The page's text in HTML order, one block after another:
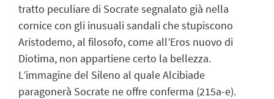
tratto peculiare di Socrate segnalato già nella
cornice con gli inusuali sandali che stupiscono
Aristodemo, al filosofo, come all’Eros nuovo di
Diotima, non appartiene certo la bellezza.
L’immagine del Sileno al quale Alcibiade
paragonerà Socrate ne offre conferma (215a-e).